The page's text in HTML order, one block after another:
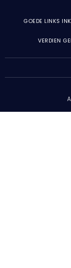
GOEDE LINKS
VERDIEN